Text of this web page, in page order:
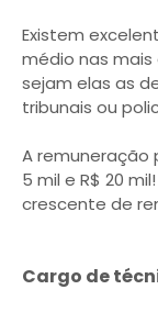
Existem
médio nas mais
sejam elas as
tribunais ou
A remuneração
5 mil e R$ 20
crescente de
Cargo de